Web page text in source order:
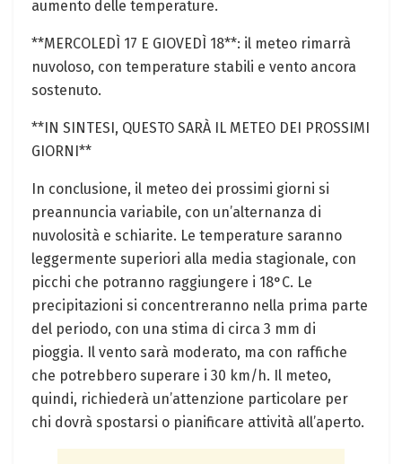
aumento delle temperature.
**MERCOLEDÌ 17 E GIOVEDÌ 18**: il meteo rimarrà
nuvoloso, con temperature stabili e vento ancora
sostenuto.
**IN SINTESI, QUESTO SARÀ IL METEO DEI PROSSIMI
GIORNI**
In conclusione, il meteo dei prossimi giorni si
preannuncia variabile, con un’alternanza di
nuvolosità e schiarite. Le temperature saranno
leggermente superiori alla media stagionale, con
picchi che potranno raggiungere i 18°C. Le
precipitazioni si concentreranno nella prima parte
del periodo, con una stima di circa 3 mm di
pioggia. Il vento sarà moderato, ma con raffiche
che potrebbero superare i 30 km/h. Il meteo,
quindi, richiederà un’attenzione particolare per
chi dovrà spostarsi o pianificare attività all’aperto.